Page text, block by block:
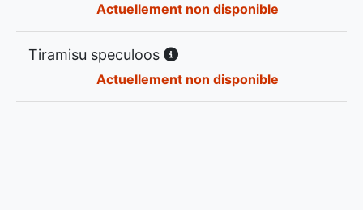
Actuellement non disponible
Tiramisu speculoos
Actuellement non disponible